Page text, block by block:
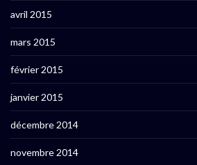
avril 2015
mars 2015
février 2015
janvier 2015
décembre 2014
novembre 2014